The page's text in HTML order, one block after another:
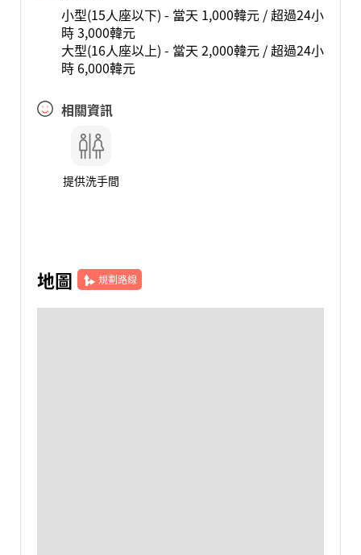
小型(15人座以下) - 當天 1,000韓元 / 超過24小
時 3,000韓元
大型(16人座以上) - 當天 2,000韓元 / 超過24小
時 6,000韓元
相關資訊
提供洗手間
地圖 規劃路線